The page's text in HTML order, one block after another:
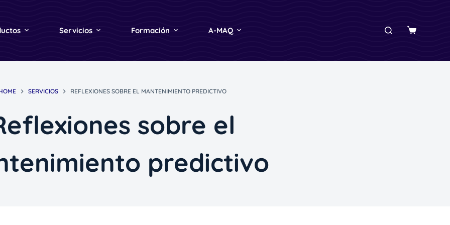
Servicios Formación A-MAQ
SERVICIOS REFLEXIONES SOBRE EL MANTENIMIENTO PREDICTIVO
sobre el
predictivo